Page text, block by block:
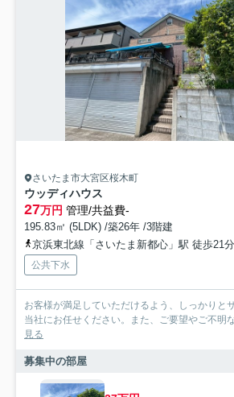
さいたま市大宮区桜木町
ウッディハウス
27万円 管理/共益費-
195.83㎡ (5LDK) /築26年 /3階建
京浜東北線「さいたま新都心」駅 徒歩21分
公共下水
お客様が満足していただけるよう、しっかりと
当社にお任せください。また、ご要望やご不明
見る
募集中の部屋